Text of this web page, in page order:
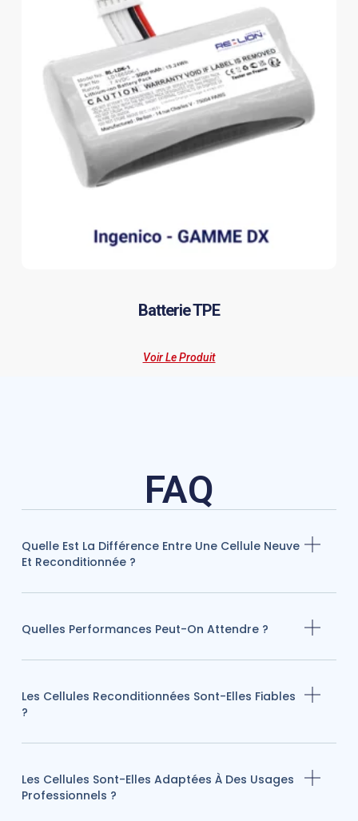
Batterie TPE
Voir Le Produit
FAQ
Quelle Est La Différence Entre Une Cellule Neuve
Et Reconditionnée ?
Quelles Performances Peut-On Attendre ?
Les Cellules Reconditionnées Sont-Elles Fiables
?
Les Cellules Sont-Elles Adaptées À Des Usages
Professionnels ?